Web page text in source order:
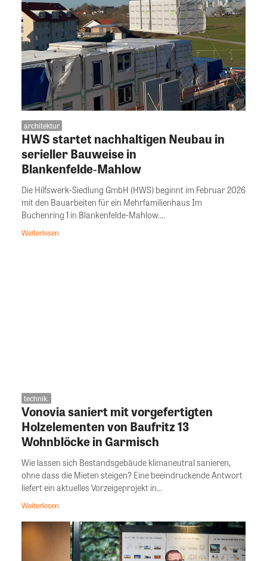
architektur
HWS startet nachhaltigen Neubau in
serieller Bauweise in
Blankenfelde‑Mahlow
Die Hilfswerk-Siedlung GmbH (HWS) beginnt im Februar 2026
mit den Bauarbeiten für ein Mehrfamilienhaus Im
Buchenring 1 in Blankenfelde-Mahlow....
Weiterlesen
technik.
Vonovia saniert mit vorgefertigten
Holzelementen von Baufritz 13
Wohnblöcke in Garmisch
Wie lassen sich Bestandsgebäude klimaneutral sanieren,
ohne dass die Mieten steigen? Eine beeindruckende Antwort
liefert ein aktuelles Vorzeigeprojekt in...
Weiterlesen